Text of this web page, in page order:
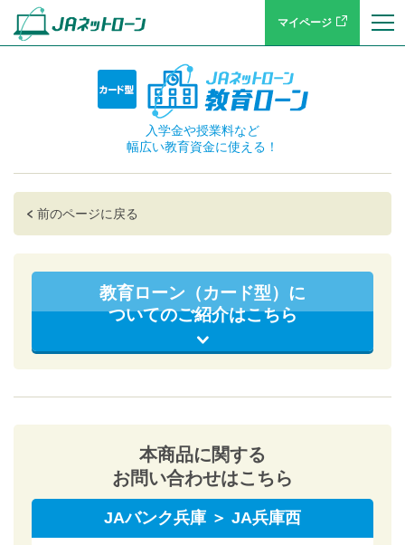
マイページ
入学金や授業料など
幅広い教育資金に使える！
前のページに戻る
教育ローン（カード型）に
ついてのご紹介はこちら
本商品に関する
お問い合わせはこちら
JAバンク兵庫 ＞ JA兵庫西